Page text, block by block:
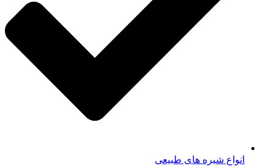
انواع شیره های طبیعی